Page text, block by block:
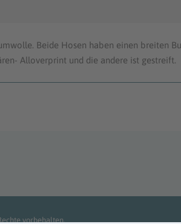
Beide Hosen haben einen breiten
Alloverprint und die andere ist gestreift.
vorbehalten.